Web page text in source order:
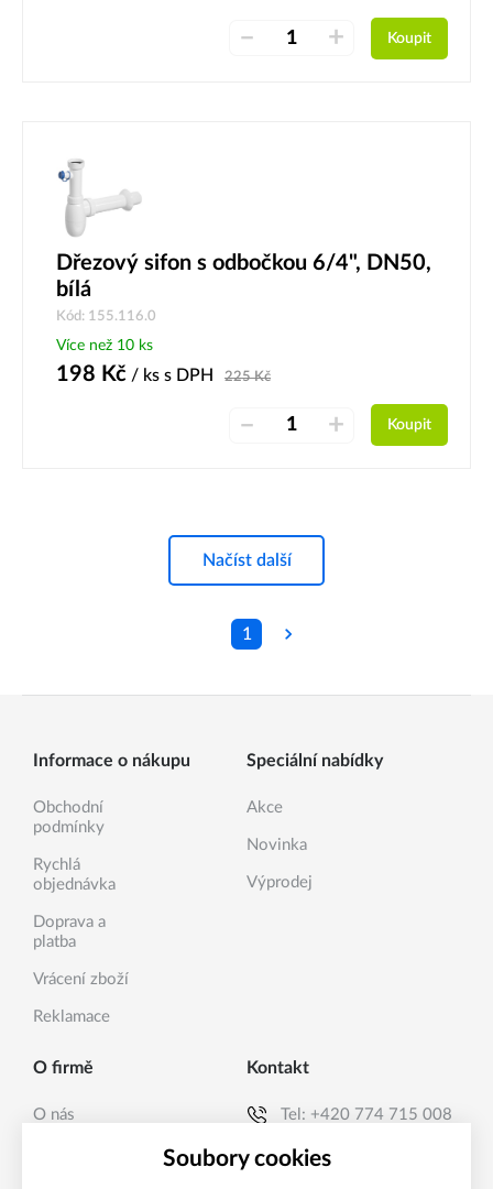
– + Koupit
Dřezový sifon s odbočkou 6/4", DN50,
bílá
Kód: 155.116.0
Více než 10 ks
198 Kč / ks s DPH 225Kč
– + Koupit
Načíst další
1
Informace o nákupu
Obchodní
podmínky
Rychlá
objednávka
Doprava a
platba
Vrácení zboží
Reklamace
Speciální nabídky
Akce
Novinka
Výprodej
O firmě
O nás
Kontakt
Tel: +420 774 715 008
E-mail:
Soubory cookies